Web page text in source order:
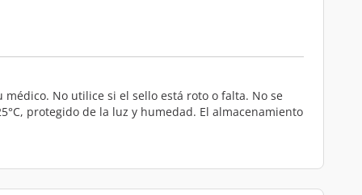
No utilice si el sello está roto o falta. No se
protegido de la luz y humedad. El almacenamiento